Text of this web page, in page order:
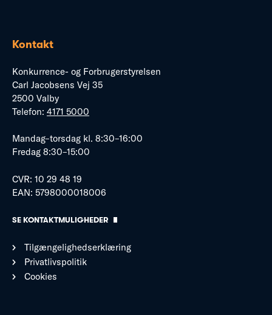
Kontakt
Konkurrence- og Forbrugerstyrelsen
Carl Jacobsens Vej 35
2500 Valby
Telefon: 4171 5000
Mandag–torsdag kl. 8:30–16:00
Fredag 8:30–15:00
CVR: 10 29 48 19
EAN: 5798000018006
SE KONTAKTMULIGHEDER
Tilgængelighedserklæring
Privatlivspolitik
Cookies